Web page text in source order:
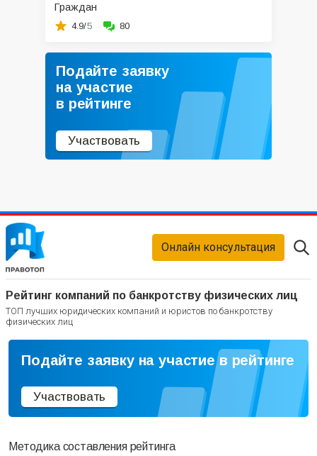
Граждан
4.9/5 80
Подайте заявку
на участие
в рейтинге
Участвовать
Рейтинг компаний по банкротству физических лиц
ТОП лучших юридических компаний и юристов по банкротству
физических лиц
Онлайн консультация
Подайте заявку на участие в рейтинге
Участвовать
Методика составления рейтинга